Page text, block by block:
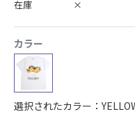
在庫
×
カラー
選択されたカラー：